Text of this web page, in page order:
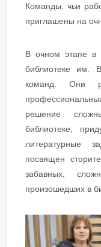
Команды, чьи
приглашены на
В очном этапе в
библиотеке им.
команд. Они
решение
библиотеке,
литературные
посвящен
забавных,
произошедших в